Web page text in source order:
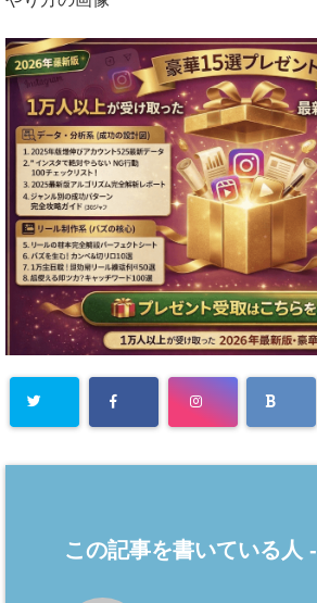
この記事を書いている人 -